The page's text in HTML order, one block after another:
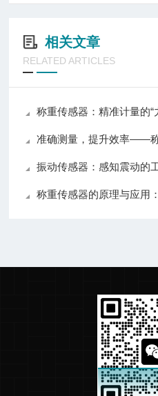
相关文章
RELATED ARTICLES
称重传感器：精准计量的“
准确测量，提升效率——称重
振动传感器：感知震动的
称重传感器的原理与应用